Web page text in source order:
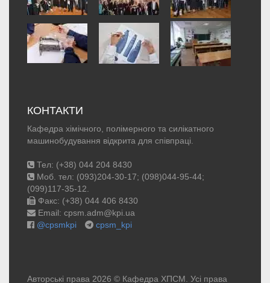
КОНТАКТИ
Кафедра хімічного, полімерного та силікатного
машинобудування відкрита для співпраці.
Тел: (+38) 044 204 8430
Моб. тел: (093)204-30-17; (098)044-95-44;
(099)117-35-12.
Факс: (+38) 044 406 8430
Email: cpsm.adm@kpi.ua
@cpsmkpi
cpsm_kpi
Авторські права 2026 © Кафедра ХПСМ. Усі права